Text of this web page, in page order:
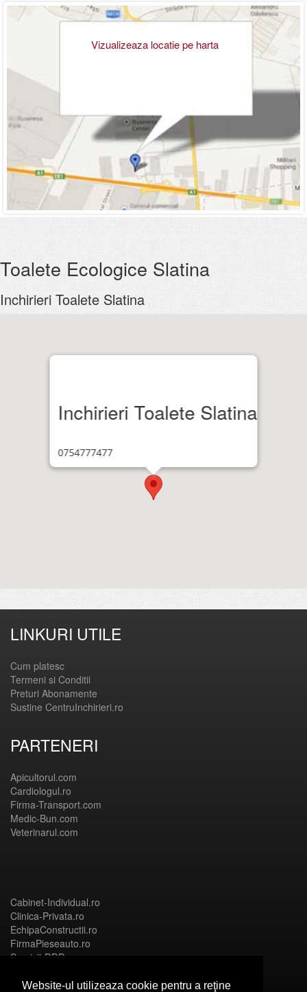
Website-ul utilizeaza cookie pentru a reţine
Vizualizeaza locatie pe harta
Toalete Ecologice Slatina
Inchirieri Toalete Slatina
Inchirieri Toalete Slatina
0754777477
LINKURI UTILE
Cum platesc
Termeni si Conditii
Preturi Abonamente
Sustine CentruInchirieri.ro
PARTENERI
Apicultorul.com
Cardiologul.ro
Firma-Transport.com
Medic-Bun.com
Veterinarul.com
Cabinet-Individual.ro
Clinica-Privata.ro
EchipaConstructii.ro
FirmaPieseauto.ro
Servicii-DDD.com